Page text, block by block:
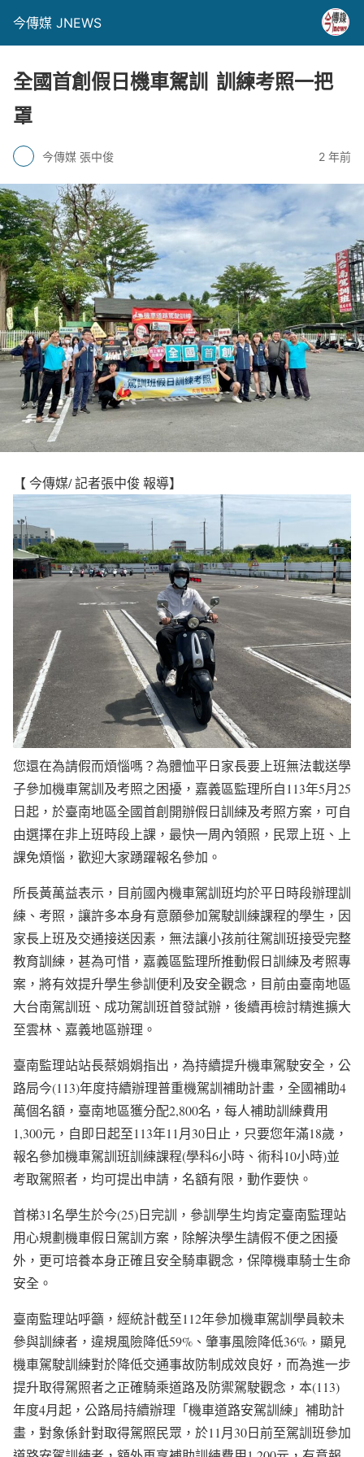
今傳媒 JNEWS
全國首創假日機車駕訓 訓練考照一把
罩
今傳媒 張中俊 2 年前
【 今傳媒/ 記者張中俊 報導】
您還在為請假而煩惱嗎？為體恤平日家長要上班無法載送學
子參加機車駕訓及考照之困擾，嘉義區監理所自113年5月25
日起，於臺南地區全國首創開辦假日訓練及考照方案，可自
由選擇在非上班時段上課，最快一周內領照，民眾上班、上
課免煩惱，歡迎大家踴躍報名參加。
所長黃萬益表示，目前國內機車駕訓班均於平日時段辦理訓
練、考照，讓許多本身有意願參加駕駛訓練課程的學生，因
家長上班及交通接送因素，無法讓小孩前往駕訓班接受完整
教育訓練，甚為可惜，嘉義區監理所推動假日訓練及考照專
案，將有效提升學生參訓便利及安全觀念，目前由臺南地區
大台南駕訓班、成功駕訓班首發試辦，後續再檢討精進擴大
至雲林、嘉義地區辦理。
臺南監理站站長蔡娟娟指出，為持續提升機車駕駛安全，公
路局今(113)年度持續辦理普重機駕訓補助計畫，全國補助4
萬個名額，臺南地區獲分配2,800名，每人補助訓練費用
1,300元，自即日起至113年11月30日止，只要您年滿18歲，
報名參加機車駕訓班訓練課程(學科6小時、術科10小時)並
考取駕照者，均可提出申請，名額有限，動作要快。
首梯31名學生於今(25)日完訓，參訓學生均肯定臺南監理站
用心規劃機車假日駕訓方案，除解決學生請假不便之困擾
外，更可培養本身正確且安全騎車觀念，保障機車騎士生命
安全。
臺南監理站呼籲，經統計截至112年參加機車駕訓學員較未
參與訓練者，違規風險降低59%、肇事風險降低36%，顯見
機車駕駛訓練對於降低交通事故防制成效良好，而為進一步
提升取得駕照者之正確騎乘道路及防禦駕駛觀念，本(113)
年度4月起，公路局持續辦理「機車道路安駕訓練」補助計
畫，對象係針對取得駕照民眾，於11月30日前至駕訓班參加